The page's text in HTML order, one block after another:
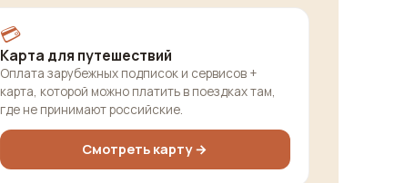
💳
Карта для путешествий
Оплата зарубежных подписок и сервисов +
карта, которой можно платить в поездках там,
где не принимают российские.
Смотреть карту →